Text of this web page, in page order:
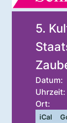
5.
Datum:
Uhrzeit:
Ort:
iCal